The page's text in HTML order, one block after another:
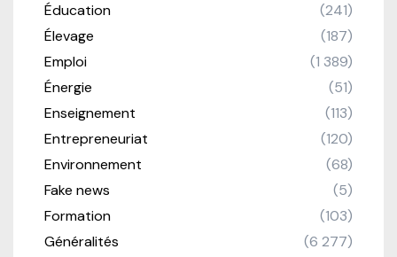
Éducation
(241)
Élevage
(187)
Emploi
(1 389)
Énergie
(51)
Enseignement
(113)
Entrepreneuriat
(120)
Environnement
(68)
Fake news
(5)
Formation
(103)
Généralités
(6 277)